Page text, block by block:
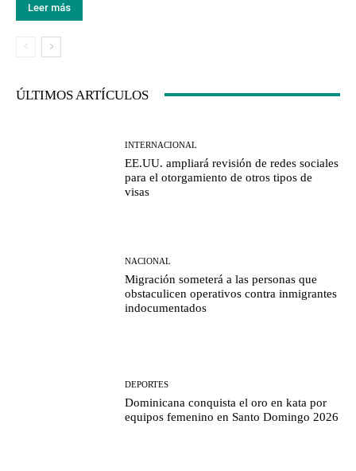
Leer más
ÚLTIMOS ARTÍCULOS
INTERNACIONAL
EE.UU. ampliará revisión de redes sociales
para el otorgamiento de otros tipos de
visas
NACIONAL
Migración someterá a las personas que
obstaculicen operativos contra inmigrantes
indocumentados
DEPORTES
Dominicana conquista el oro en kata por
equipos femenino en Santo Domingo 2026